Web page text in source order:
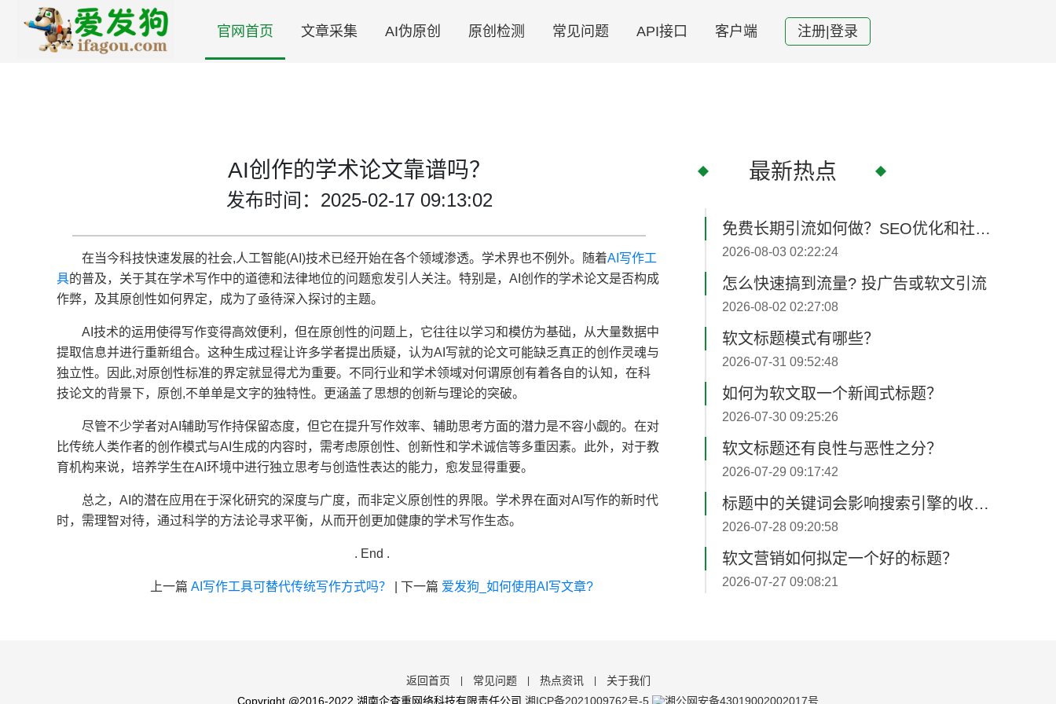
官网首页 文章采集 AI伪原创 原创检测 常见问题 API接口 客户端 注册|登录
AI创作的学术论文靠谱吗？
发布时间：2025-02-17 09:13:02
在当今科技快速发展的社会,人工智能(AI)技术已经开始在各个领域渗透。学术界也不例外。随着AI写作工
具的普及，关于其在学术写作中的道德和法律地位的问题愈发引人关注。特别是，AI创作的学术论文是否构成
作弊，及其原创性如何界定，成为了亟待深入探讨的主题。
AI技术的运用使得写作变得高效便利，但在原创性的问题上，它往往以学习和模仿为基础，从大量数据中
提取信息并进行重新组合。这种生成过程让许多学者提出质疑，认为AI写就的论文可能缺乏真正的创作灵魂与
独立性。因此,对原创性标准的界定就显得尤为重要。不同行业和学术领域对何谓原创有着各自的认知，在科
技论文的背景下，原创,不单单是文字的独特性。更涵盖了思想的创新与理论的突破。
尽管不少学者对AI辅助写作持保留态度，但它在提升写作效率、辅助思考方面的潜力是不容小觑的。在对
比传统人类作者的创作模式与AI生成的内容时，需考虑原创性、创新性和学术诚信等多重因素。此外，对于教
育机构来说，培养学生在AI环境中进行独立思考与创造性表达的能力，愈发显得重要。
总之，AI的潜在应用在于深化研究的深度与广度，而非定义原创性的界限。学术界在面对AI写作的新时代
时，需理智对待，通过科学的方法论寻求平衡，从而开创更加健康的学术写作生态。
. End .
上一篇 AI写作工具可替代传统写作方式吗？ 下一篇 爱发狗_如何使用AI写文章?
最新热点
免费长期引流如何做？SEO优化和社媒内容‌更新
2026-08-03 02:22:24
怎么快速搞到流量? 投广告或软文引流
2026-08-02 02:27:08
软文标题模式有哪些？
2026-07-31 09:52:48
如何为软文取一个新闻式标题？
2026-07-30 09:25:26
软文标题还有良性与恶性之分？
2026-07-29 09:17:42
标题中的关键词会影响搜索引擎的收录？
2026-07-28 09:20:58
软文营销如何拟定一个好的标题？
2026-07-27 09:08:21
返回首页 常见问题 热点资讯
关于我们
Copyright @2016-2022 湖南企查重网络科技有限责任公司 湘ICP备2021009762号-5 湘公网安备43019002002017号